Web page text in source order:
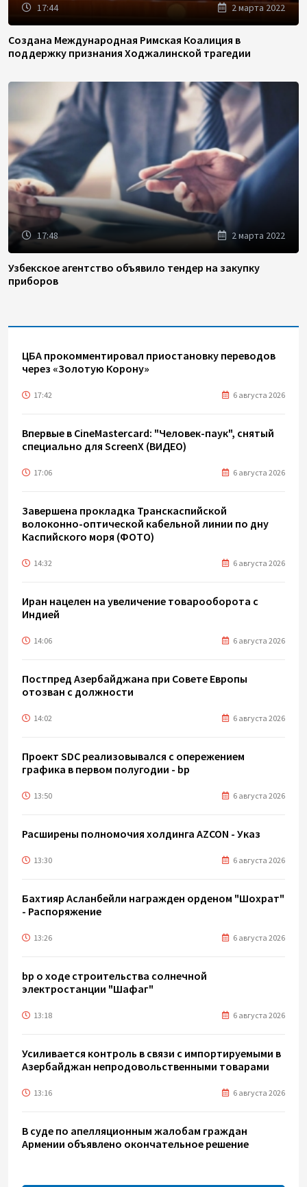
17:44 2 марта 2022
Создана Международная Римская Коалиция в
поддержку признания Ходжалинской трагедии
17:48 2 марта 2022
Узбекское агентство объявило тендер на закупку
приборов
ЦБА прокомментировал приостановку переводов
через «Золотую Корону»
17:42 6 августа 2026
Впервые в CineMastercard: "Человек-паук", снятый
специально для ScreenX (ВИДЕО)
17:06 6 августа 2026
Завершена прокладка Транскаспийской
волоконно-оптической кабельной линии по дну
Каспийского моря (ФОТО)
14:32 6 августа 2026
Иран нацелен на увеличение товарооборота с
Индией
14:06 6 августа 2026
Постпред Азербайджана при Совете Европы
отозван с должности
14:02 6 августа 2026
Проект SDC реализовывался с опережением
графика в первом полугодии - bp
13:50 6 августа 2026
Расширены полномочия холдинга AZCON - Указ
13:30 6 августа 2026
Бахтияр Асланбейли награжден орденом "Шохрат"
- Распоряжение
13:26 6 августа 2026
bp о ходе строительства солнечной
электростанции "Шафаг"
13:18 6 августа 2026
Усиливается контроль в связи с импортируемыми в
Азербайджан непродовольственными товарами
13:16 6 августа 2026
В суде по апелляционным жалобам граждан
Армении объявлено окончательное решение